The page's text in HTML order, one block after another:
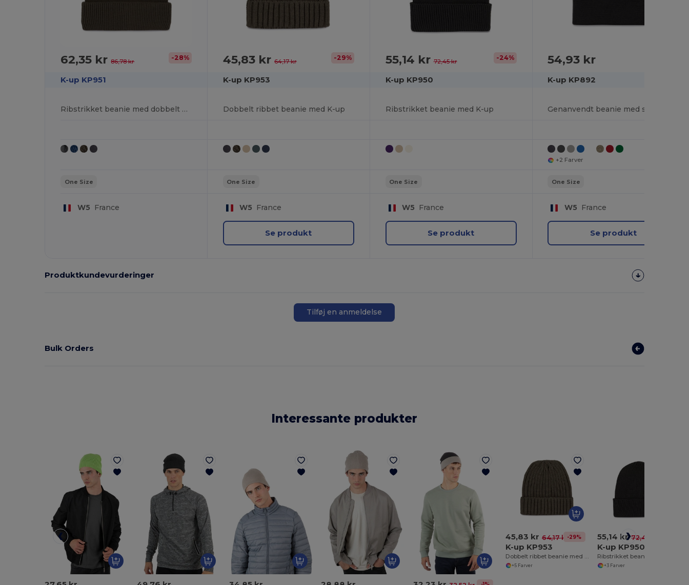
62,35 kr86,78 kr -28%
K-up KP951
Ribstrikket beanie med dobbelt K-up
One Size
W5 France
45,83 kr 64,17 kr -29%
K-up KP953
Dobbelt ribbet beanie med K-up
One Size
W5 France
Se produkt
55,14 kr72,45 kr -24%
K-up KP950
Ribstrikket beanie med K-up
One Size
W5 France
Se produkt
54,93 kr
K-up KP892
+2 Farver
One Size
W5 France
Se produkt
Produktkundevurderinger
Tilføj en anmeldelse
Bulk Orders
Interessante produkter
45,83 kr 64,17 kr-29%
K-up KP953
Dobbelt ribbet beanie med K-up
+5 Farver
55,14 kr 72,45 kr
K-up KP950
Ribstrikket beanie med K-up
+3 Farver